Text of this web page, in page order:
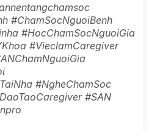
#ChamSocNguoiBenh
#HocChamSocNguoiGia
#VieclamCaregiver
#NgheChamSoc
#SAN